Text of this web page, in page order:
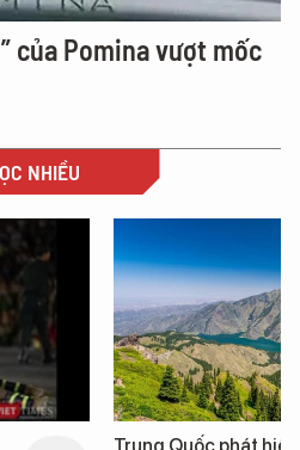
của Pomina vượt mốc
NHIỀU